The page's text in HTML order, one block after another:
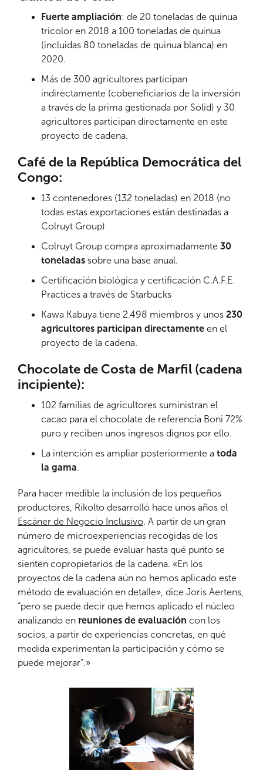
Fuerte ampliación: de 20 toneladas de quinua
tricolor en 2018 a 100 toneladas de quinua
(incluidas 80 toneladas de quinua blanca) en
2020.
Más de 300 agricultores participan
indirectamente (cobeneficiarios de la inversión
a través de la prima gestionada por Solid) y 30
agricultores participan directamente en este
proyecto de cadena.
Café de la República Democrática del
Congo:
13 contenedores (132 toneladas) en 2018 (no
todas estas exportaciones están destinadas a
Colruyt Group)
Colruyt Group compra aproximadamente 30
toneladas sobre una base anual.
Certificación biológica y certificación C.A.F.E.
Practices a través de Starbucks
Kawa Kabuya tiene 2.498 miembros y unos 230
agricultores participan directamente en el
proyecto de la cadena.
Chocolate de Costa de Marfil (cadena
incipiente):
102 familias de agricultores suministran el
cacao para el chocolate de referencia Boni 72%
puro y reciben unos ingresos dignos por ello.
La intención es ampliar posteriormente a toda
la gama.
Para hacer medible la inclusión de los pequeños
productores, Rikolto desarrolló hace unos años el
Escáner de Negocio Inclusivo. A partir de un gran
número de microexperiencias recogidas de los
agricultores, se puede evaluar hasta qué punto se
sienten copropietarios de la cadena. «En los
proyectos de la cadena aún no hemos aplicado este
método de evaluación en detalle», dice Joris Aertens,
“pero se puede decir que hemos aplicado el núcleo
analizando en reuniones de evaluación con los
socios, a partir de experiencias concretas, en qué
medida experimentan la participación y cómo se
puede mejorar”.»